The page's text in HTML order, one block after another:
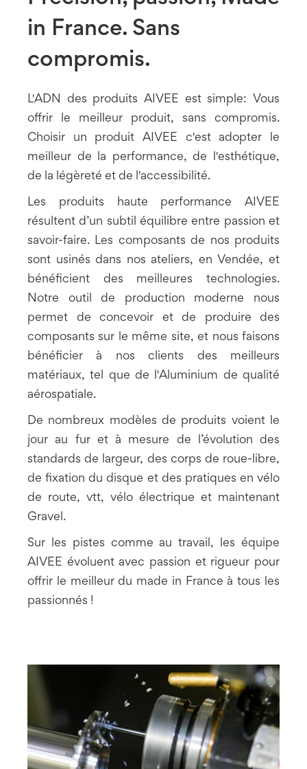
in France. Sans
compromis.
L'ADN des produits AIVEE est simple: Vous
offrir le meilleur produit, sans compromis.
Choisir un produit AIVEE c'est adopter le
meilleur de la performance, de l'esthétique,
de la légèreté et de l'accessibilité.
Les produits haute performance AIVEE
résultent d’un subtil équilibre entre passion et
savoir-faire. Les composants de nos produits
sont usinés dans nos ateliers, en Vendée, et
bénéficient des meilleures technologies.
Notre outil de production moderne nous
permet de concevoir et de produire des
composants sur le même site, et nous faisons
bénéficier à nos clients des meilleurs
matériaux, tel que de l'Aluminium de qualité
aérospatiale.
De nombreux modèles de produits voient le
jour au fur et à mesure de l’évolution des
standards de largeur, des corps de roue-libre,
de fixation du disque et des pratiques en vélo
de route, vtt, vélo électrique et maintenant
Gravel.
Sur les pistes comme au travail, les équipe
AIVEE évoluent avec passion et rigueur pour
offrir le meilleur du made in France à tous les
passionnés !